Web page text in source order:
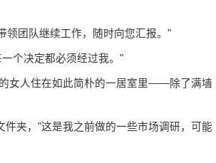
领团队继续工作，随时向您汇报。"
个决定都必须经过我。"
女人住在如此简朴的一居室里——除了满墙
夹，"这是我之前做的一些市场调研，可能